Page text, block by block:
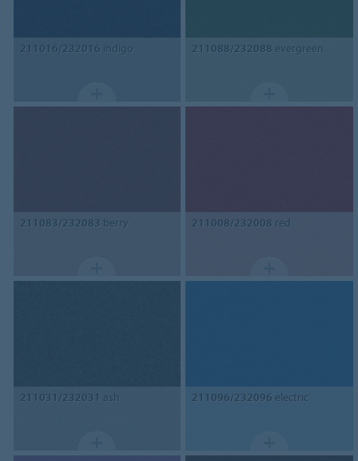
211016/232016 indigo 211088/232088 evergreen
211083/232083 berry 211008/232008 red
211031/232031 ash 211096/232096 electric